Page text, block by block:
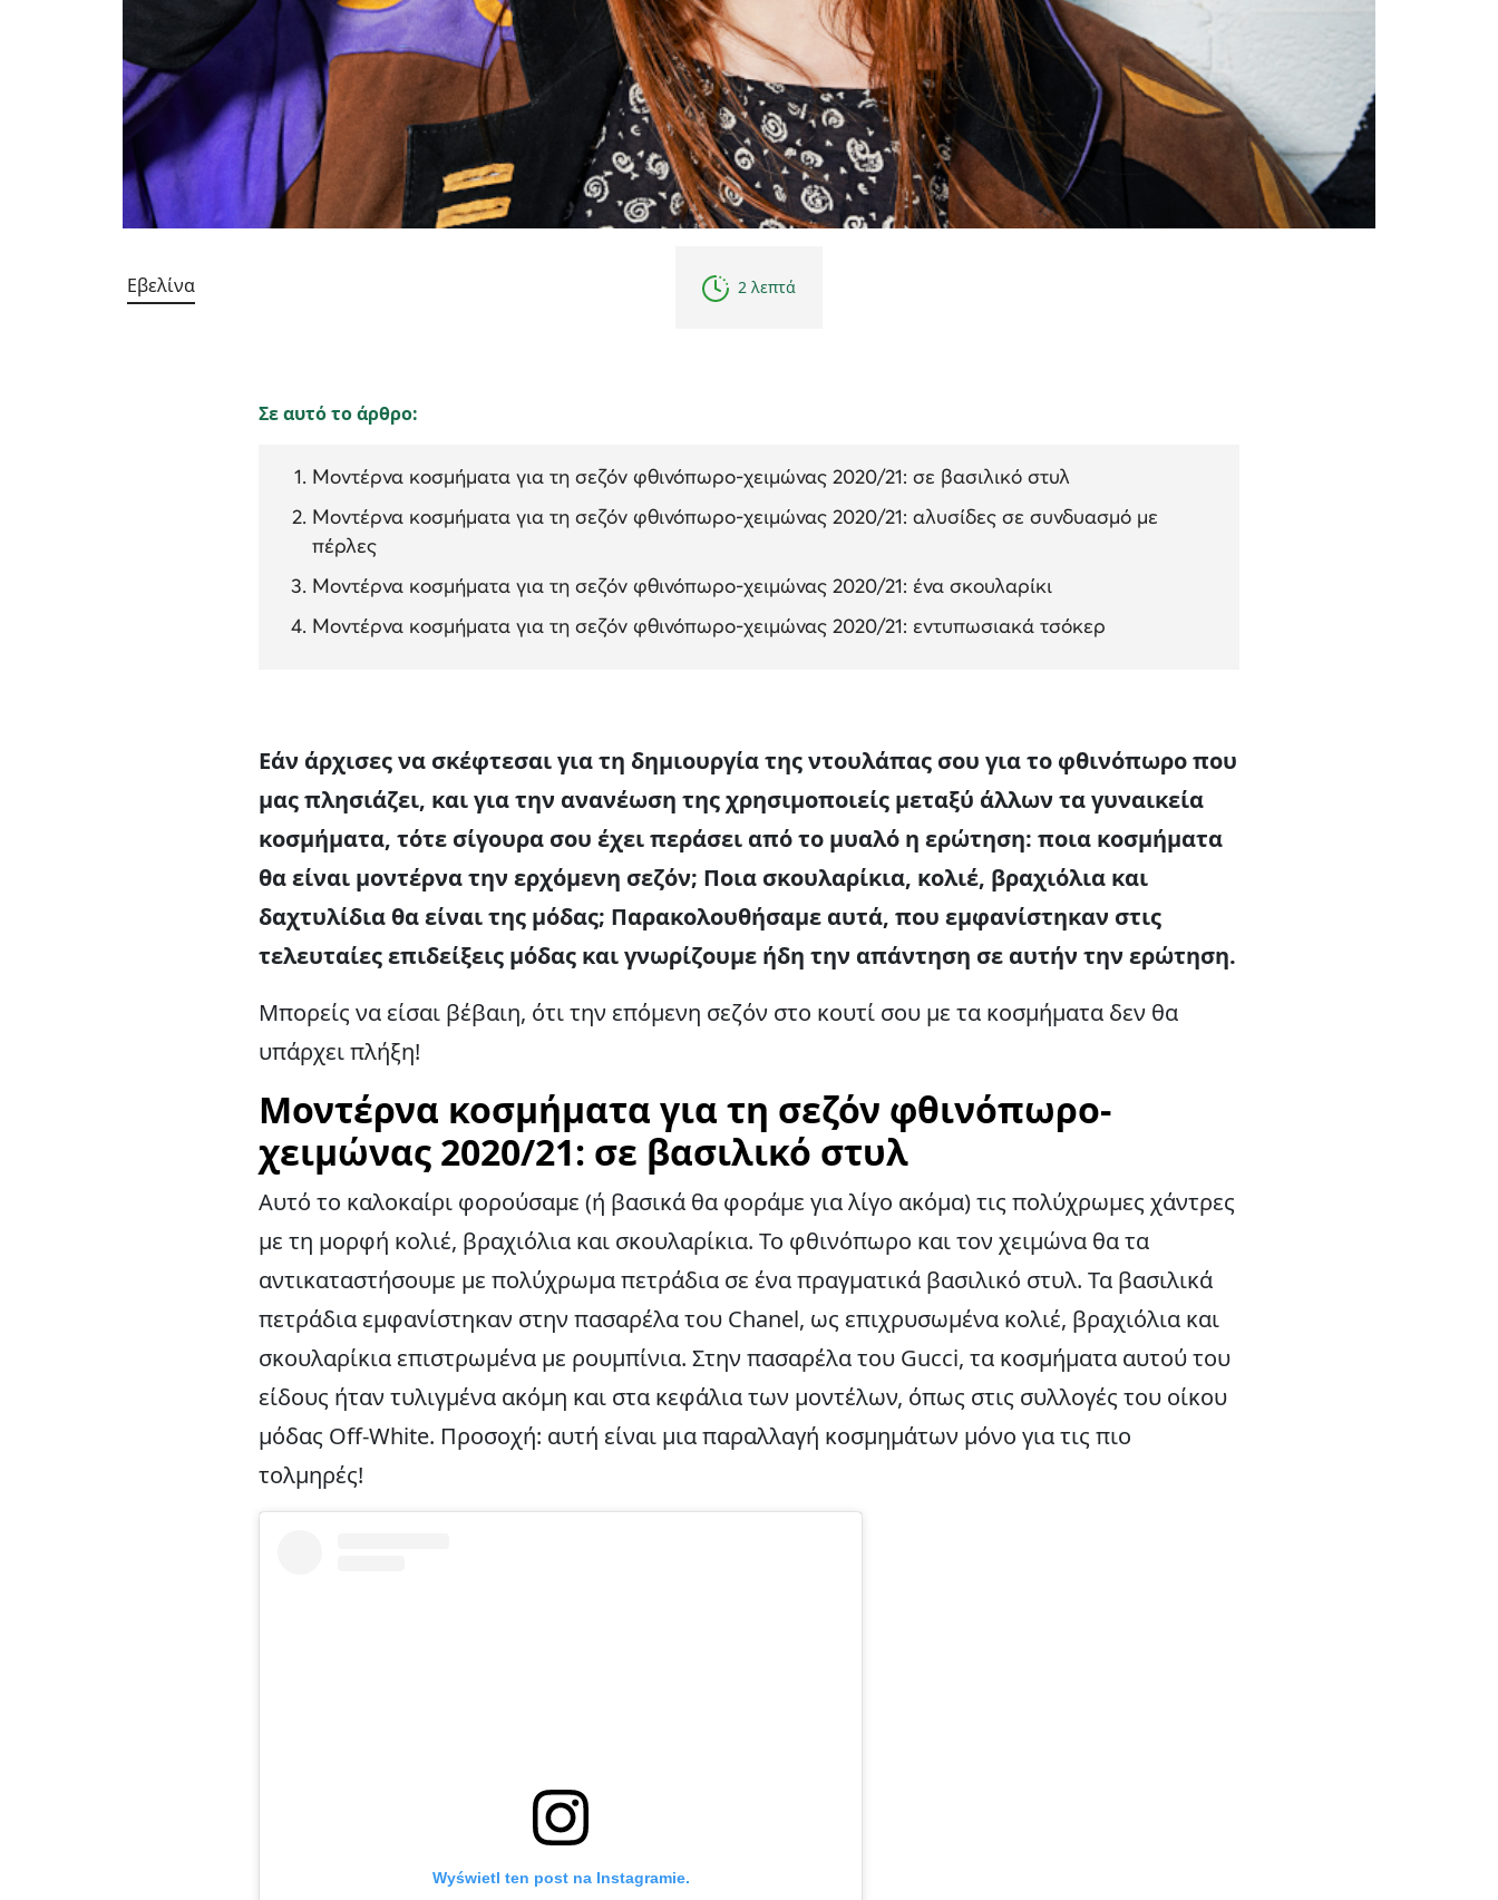
Τάσεις μόδας
Εβελίνα 2 λεπτά
Σε αυτό το άρθρο:
Μοντέρνα κοσμήματα για τη σεζόν φθινόπωρο-χειμώνας 2020/21: σε βασιλικό στυλ
Μοντέρνα κοσμήματα για τη σεζόν φθινόπωρο-χειμώνας 2020/21: αλυσίδες σε συνδυασμό με
πέρλες
Μοντέρνα κοσμήματα για τη σεζόν φθινόπωρο-χειμώνας 2020/21: ένα σκουλαρίκι
Μοντέρνα κοσμήματα για τη σεζόν φθινόπωρο-χειμώνας 2020/21: εντυπωσιακά τσόκερ
Εάν άρχισες να σκέφτεσαι για τη δημιουργία της ντουλάπας σου για το φθινόπωρο που
μας πλησιάζει, και για την ανανέωση της χρησιμοποιείς μεταξύ άλλων τα γυναικεία
κοσμήματα, τότε σίγουρα σου έχει περάσει από το μυαλό η ερώτηση: ποια κοσμήματα
θα είναι μοντέρνα την ερχόμενη σεζόν; Ποια σκουλαρίκια, κολιέ, βραχιόλια και
δαχτυλίδια θα είναι της μόδας; Παρακολουθήσαμε αυτά, που εμφανίστηκαν στις
τελευταίες επιδείξεις μόδας και γνωρίζουμε ήδη την απάντηση σε αυτήν την ερώτηση.
Μπορείς να είσαι βέβαιη, ότι την επόμενη σεζόν στο κουτί σου με τα κοσμήματα δεν θα
υπάρχει πλήξη!
Μοντέρνα κοσμήματα για τη σεζόν φθινόπωρο-
χειμώνας 2020/21: σε βασιλικό στυλ
Αυτό το καλοκαίρι φορούσαμε (ή βασικά θα φοράμε για λίγο ακόμα) τις πολύχρωμες χάντρες
με τη μορφή κολιέ, βραχιόλια και σκουλαρίκια. Το φθινόπωρο και τον χειμώνα θα τα
αντικαταστήσουμε με πολύχρωμα πετράδια σε ένα πραγματικά βασιλικό στυλ. Τα βασιλικά
πετράδια εμφανίστηκαν στην πασαρέλα του Chanel, ως επιχρυσωμένα κολιέ, βραχιόλια και
σκουλαρίκια επιστρωμένα με ρουμπίνια. Στην πασαρέλα του Gucci, τα κοσμήματα αυτού του
είδους ήταν τυλιγμένα ακόμη και στα κεφάλια των μοντέλων, όπως στις συλλογές του οίκου
μόδας Off-White. Προσοχή: αυτή είναι μια παραλλαγή κοσμημάτων μόνο για τις πιο
τολμηρές!
Wyświetl ten post na Instagramie.